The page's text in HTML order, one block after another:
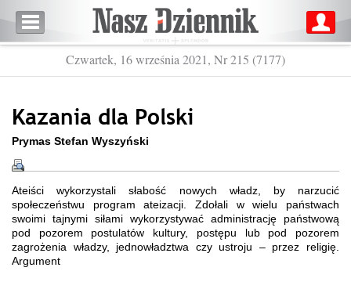
Czwartek, 16 września 2021, Nr 215 (7177)
Kazania dla Polski
Prymas Stefan Wyszyński
Ateiści wykorzystali słabość nowych władz, by narzucić
społeczeństwu program ateizacji. Zdołali w wielu państwach
swoimi tajnymi siłami wykorzystywać administrację państwową
pod pozorem postulatów kultury, postępu lub pod pozorem
zagrożenia władzy, jednowładztwa czy ustroju – przez religię.
Argument